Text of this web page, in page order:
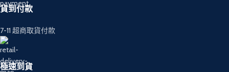
貨到付款
7-11 超商取貨付款
極速到貨